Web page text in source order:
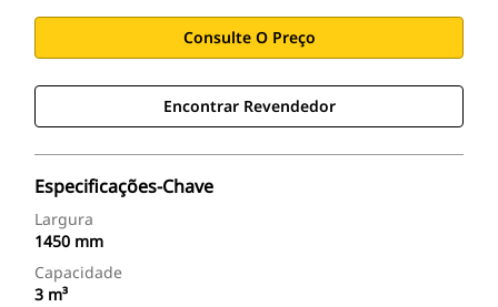
Consulte O Preço
Encontrar Revendedor
Especificações-Chave
Largura
1450 mm
Capacidade
3 m³